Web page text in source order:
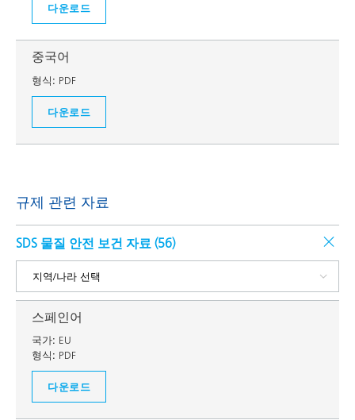
다운로드
중국어
형식: PDF
다운로드
규제 관련 자료
SDS 물질 안전 보건 자료 (56)
스페인어
국가: EU
형식: PDF
다운로드